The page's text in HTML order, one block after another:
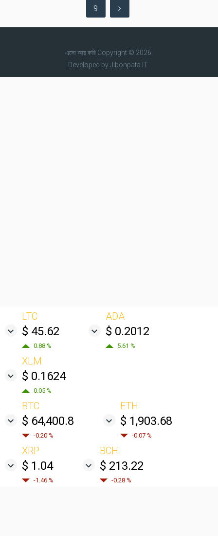
9
এসো আয় করিCopyright © 2026.
Developed byJibonpata IT
LTC
$ 45.62
0.88 %
ADA
$ 0.2012
5.61 %
XLM
$ 0.1624
0.05 %
BTC
$ 64,400.8
-0.20 %
ETH
$ 1,903.68
-0.07 %
XRP
$ 1.04
-1.46 %
BCH
$ 213.22
-0.28 %